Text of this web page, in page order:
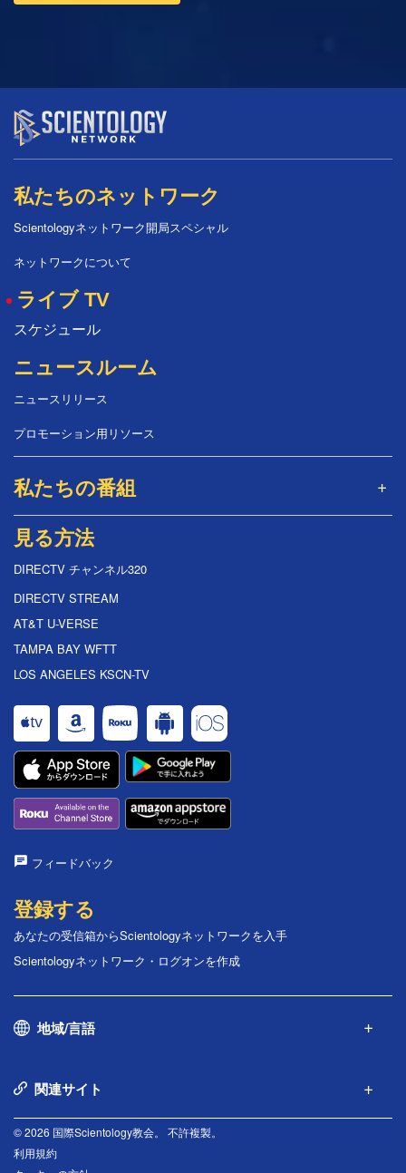
私たちのネットワーク
Scientologyネットワーク開局スペシャル
ネットワークについて
ライブ TV
スケジュール
ニュースルーム
ニュースリリース
プロモーション用リソース
私たちの番組
見る方法
DIRECTV チャンネル320
DIRECTV STREAM
AT&T U-VERSE
TAMPA BAY WFTT
LOS ANGELES KSCN-TV
フィードバック
登録する
あなたの受信箱からScientologyネットワークを入手
Scientologyネットワーク・ログオンを作成
地域/言語
関連サイト
© 2026 国際Scientology教会。 不許複製。
利用規約